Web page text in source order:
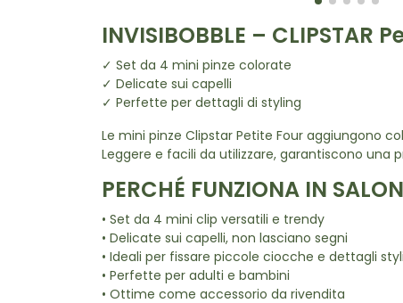
INVISIBOBBLE – CLIPSTAR
✓ Set da 4 mini pinze colorate
✓ Delicate sui capelli
✓ Perfette per dettagli di styling
Le mini pinze Clipstar Petite Four aggiungono
Leggere e facili da utilizzare, garantiscono una
PERCHÉ FUNZIONA IN
• Set da 4 mini clip versatili e trendy
• Delicate sui capelli, non lasciano segni
• Ideali per fissare piccole ciocche e dettagli
• Perfette per adulti e bambini
• Ottime come accessorio da rivendita